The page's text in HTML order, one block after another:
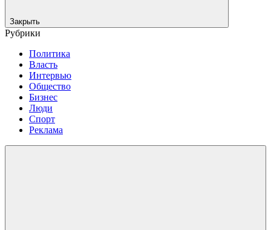
Закрыть
Рубрики
Политика
Власть
Интервью
Общество
Бизнес
Люди
Спорт
Реклама